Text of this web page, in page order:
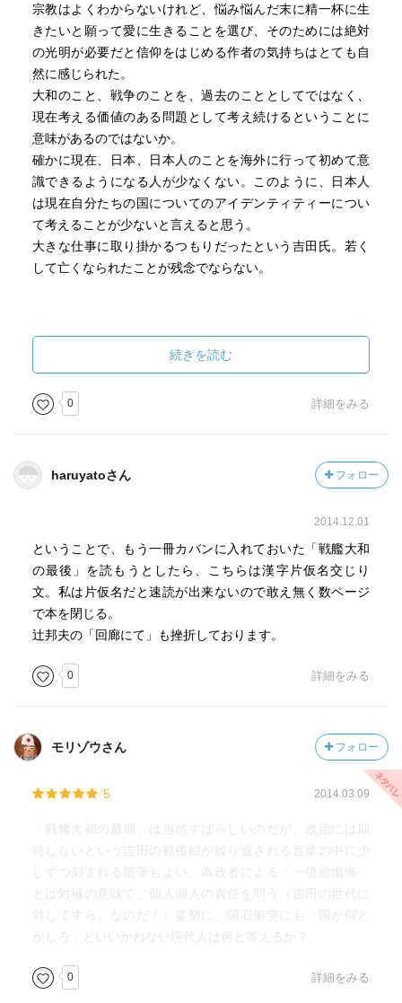
宗教はよくわからないけれど、悩み悩んだ末に精一杯に生
きたいと願って愛に生きることを選び、そのためには絶対
の光明が必要だと信仰をはじめる作者の気持ちはとても自
然に感じられた。
大和のこと、戦争のことを、過去のこととしてではなく、
現在考える価値のある問題として考え続けるということに
意味があるのではないか。
確かに現在、日本、日本人のことを海外に行って初めて意
識できるようになる人が少なくない。このように、日本人
は現在自分たちの国についてのアイデンティティーについ
て考えることが少ないと言えると思う。
大きな仕事に取り掛かるつもりだったという吉田氏。若く
して亡くなられたことが残念でならない。
続きを読む
0 詳細をみる
haruyatoさん フォロー
2014.12.01
ということで、もう一冊カバンに入れておいた「戦艦大和
の最後」を読もうとしたら、こちらは漢字片仮名交じり
文。私は片仮名だと速読が出来ないので敢え無く数ページ
で本を閉じる。
辻邦夫の「回廊にて」も挫折しております。
0 詳細をみる
モリゾウさん フォロー
5 2014.03.09
「戦艦大和の最期」は当然すばらしいのだが、政治には期
待しないという吉田の戦後観が繰り返される言葉の中に少
しずつ刻まれる随筆もよい。為政者による「一億総懺悔」
とは対極の意味で、個人個人の責任を問う（吉田の世代に
対してすら、なのだ！）姿勢に、隕石衝突にも「国が何と
かしろ」といいかねない現代人は何と答えるか？
0 詳細をみる